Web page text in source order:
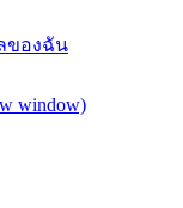
ของฉัน
window)